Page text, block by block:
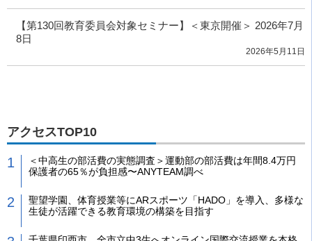
【第130回教育委員会対象セミナー】＜東京開催＞ 2026年7月
8日
2026年5月11日
アクセスTOP10
＜中高生の部活費の実態調査＞運動部の部活費は年間8.4万円
保護者の65％が負担感〜ANYTEAM調べ
聖望学園、体育授業等にARスポーツ「HADO」を導入、多様な
生徒が活躍できる教育環境の構築を目指す